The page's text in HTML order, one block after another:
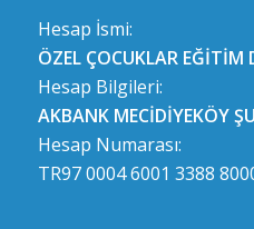
Hesap İsmi:
ÖZEL ÇOCUKLAR EĞİTİM
Hesap Bilgileri:
AKBANK MECİDİYEKÖY
Hesap Numarası:
TR97 0004 6001 3388